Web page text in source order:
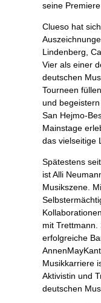
seine
Clueso hat
Lindenberg,
Vier als einer
deutschen
Tourneen
und
San Hejmo-
Mainstage
das vielseitige
Spätestens
ist Alli
Musikszene.
mit Trettmann.
erfolgreiche
Musikkarriere
Aktivistin und
deutschen